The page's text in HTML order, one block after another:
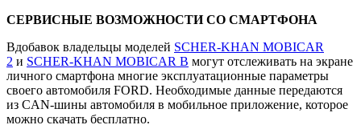
СЕРВИСНЫЕ ВОЗМОЖНОСТИ СО СМАРТФОНА
Вдобавок владельцы моделей SCHER-KHAN MOBICAR
2 и SCHER-KHAN MOBICAR B могут отслеживать на экране
личного смартфона многие эксплуатационные параметры
своего автомобиля FORD. Необходимые данные передаются
из CAN-шины автомобиля в мобильное приложение, которое
можно скачать бесплатно.